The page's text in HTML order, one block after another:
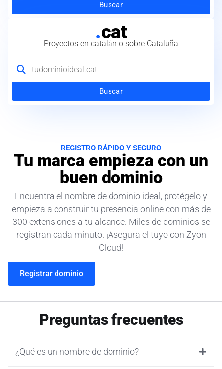
Buscar
.cat
Proyectos en catalán o sobre Cataluña
Buscar
REGISTRO RÁPIDO Y SEGURO
Tu marca empieza con un
buen dominio
Encuentra el nombre de dominio ideal, protégelo y
empieza a construir tu presencia online con más de
300 extensiones a tu alcance. Miles de dominios se
registran cada minuto. ¡Asegura el tuyo con Zyon
Cloud!
Registrar dominio
Preguntas frecuentes
¿Qué es un nombre de dominio?